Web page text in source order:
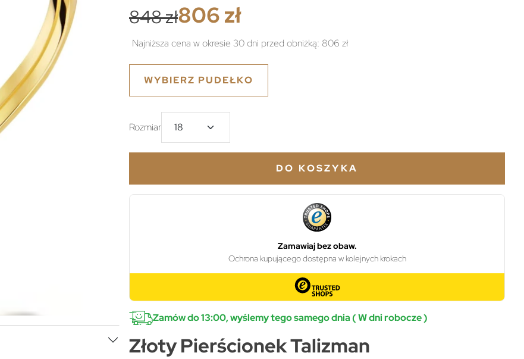
848 zł806 zł
Najniższa cena w okresie 30 dni przed obniżką: 806 zł
WYBIERZ PUDEŁKO
Rozmiar
DO KOSZYKA
Zamów do 13:00, wyślemy tego samego dnia ( W dni robocze )
Złoty Pierścionek Talizman